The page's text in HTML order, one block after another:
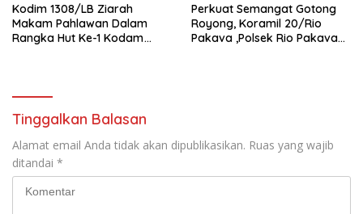
Kodim 1308/LB Ziarah
Makam Pahlawan Dalam
Rangka Hut Ke-1 Kodam
Perkuat Semangat Gotong
Royong, Koramil 20/Rio
Pakava ,Polsek Rio Pakava
Tinggalkan Balasan
Alamat email Anda tidak akan dipublikasikan. Ruas yang wajib
ditandai *